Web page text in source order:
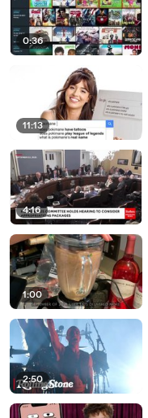
0:36
11:13
4:16
1:00
2:50